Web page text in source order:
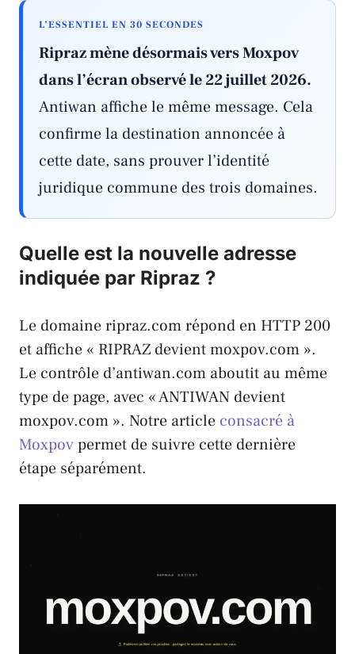
L’ESSENTIEL EN 30 SECONDES
Ripraz mène désormais vers Moxpov
dans l’écran observé le 22 juillet 2026.
Antiwan affiche le même message. Cela
confirme la destination annoncée à
cette date, sans prouver l’identité
juridique commune des trois domaines.
Quelle est la nouvelle adresse
indiquée par Ripraz ?
Le domaine ripraz.com répond en HTTP 200
et affiche « RIPRAZ devient moxpov.com ».
Le contrôle d’antiwan.com aboutit au même
type de page, avec « ANTIWAN devient
moxpov.com ». Notre article consacré à
Moxpovpermet de suivre cette dernière
étape séparément.